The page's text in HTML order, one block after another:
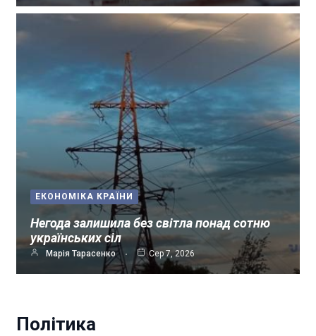
ЕКОНОМІКА КРАЇНИ
Негода залишила без світла понад сотню
українських сіл
Марія Тарасенко Сер 7, 2026
Політика